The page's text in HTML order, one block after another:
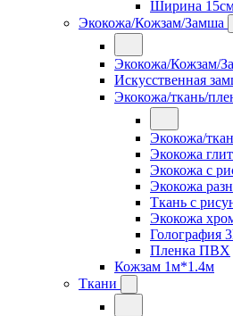
Ширина
Экокожа/Кожзам/Замша
Экокожа/Кожзам/
Искусственная
Экокожа/ткань/
Экокожа/
Экокожа
Экокожа с
Экокожа
Ткань с
Экокожа
Голография
Пленка ПВХ
Кожзам 1м*1.4м
Ткани